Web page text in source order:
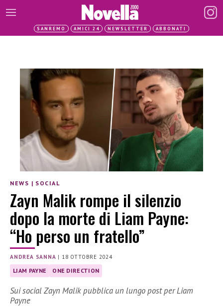
SANREMO AMICI 24 NEWSLETTER ABBONATI
NEWS | SOCIAL
Zayn Malik rompe il silenzio
dopo la morte di Liam Payne:
“Ho perso un fratello”
ANDREA SANNA | 18 OTTOBRE 2024
LIAM PAYNE ONE DIRECTION
Sui social Zayn Malik pubblica un lungo post per Liam
Payne